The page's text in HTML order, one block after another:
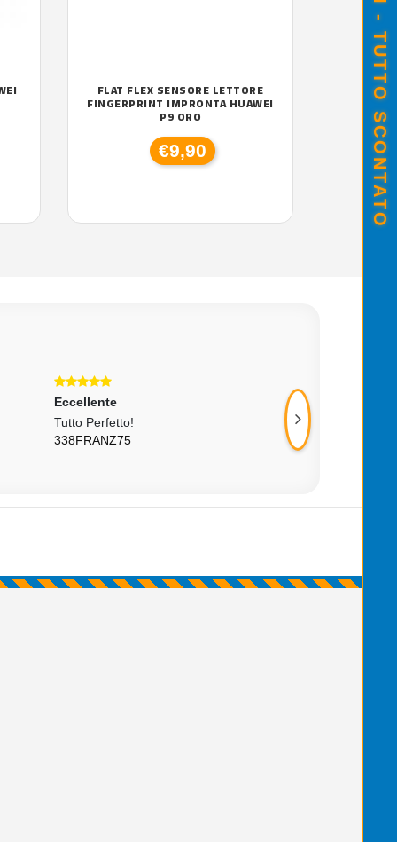
FLAT FLEX SENSORE LETTORE
FINGERPRINT IMPRONTA HUAWEI
P9 ORO
€9,90
Eccellente
Tutto Perfetto!
338FRANZ75
Eccellente
Tutto Perfetto,
Descrizione.